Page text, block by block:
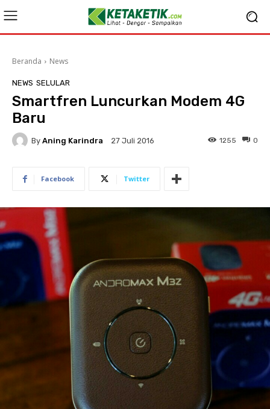
Beranda News
NEWS SELULAR
Smartfren Luncurkan Modem 4G
Baru
By Aning Karindra 27 Juli 2016 0
1255
Facebook Twitter